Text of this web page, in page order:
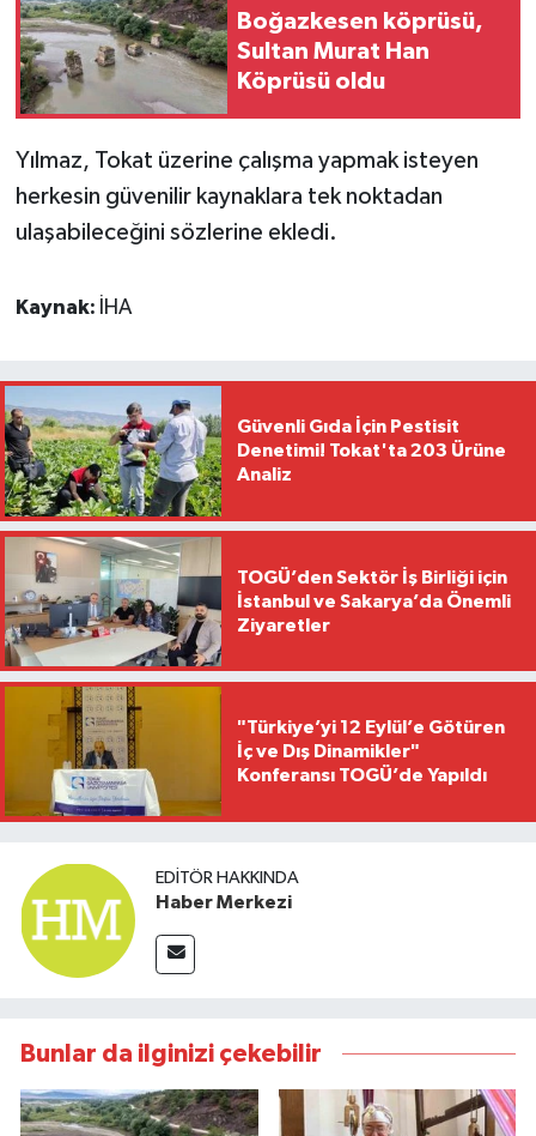
Boğazkesen köprüsü,
Sultan Murat Han
Köprüsü oldu
Yılmaz, Tokat üzerine çalışma yapmak isteyen
herkesin güvenilir kaynaklara tek noktadan
ulaşabileceğini sözlerine ekledi.
Kaynak: İHA
Güvenli Gıda İçin Pestisit
Denetimi! Tokat'ta 203 Ürüne
Analiz
TOGÜ’den Sektör İş Birliği için
İstanbul ve Sakarya’da Önemli
Ziyaretler
"Türkiye’yi 12 Eylül’e Götüren
İç ve Dış Dinamikler"
Konferansı TOGÜ’de Yapıldı
EDITÖR HAKKINDA
Haber Merkezi
Bunlar da ilginizi çekebilir